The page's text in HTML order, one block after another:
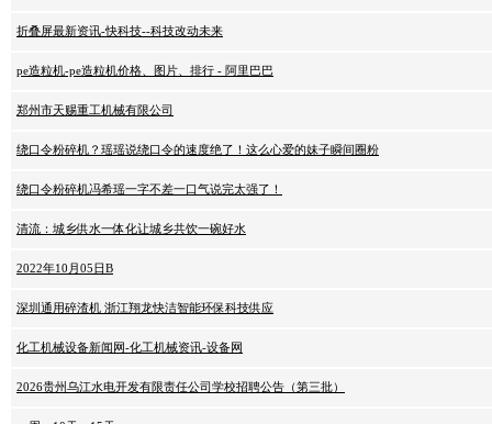
折叠屏最新资讯-快科技--科技改动未来
pe造粒机-pe造粒机价格、图片、排行 - 阿里巴巴
郑州市天赐重工机械有限公司
绕口令粉碎机？瑶瑶说绕口令的速度绝了！这么心爱的妹子瞬间圈粉
绕口令粉碎机冯希瑶一字不差一口气说完太强了！
清流：城乡供水一体化让城乡共饮一碗好水
2022年10月05日B
深圳通用碎渣机 浙江翔龙快洁智能环保科技供应
化工机械设备新闻网-化工机械资讯-设备网
2026贵州乌江水电开发有限责任公司学校招聘公告（第三批）